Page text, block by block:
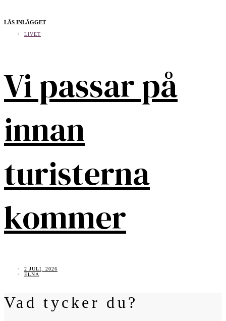
LÄS INLÄGGET
LIVET
Vi passar på
innan
turisterna
kommer
2 JULI, 2026
ELNA
Vad tycker du?